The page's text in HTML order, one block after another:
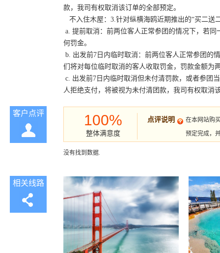
款，我司有权取消该订单的全部预定。
不入住木屋：3.针对纵横海鸥近期推出的“买二送
a. 提前取消：前两位客人正常参团的情况下，若
何罚金。
b. 出发前7日内临时取消：前两位客人正常参团的
们将对每位临时取消的客人收取罚金，罚款金额为
c. 出发前7日内临时取消但未付清罚款，或者参团
人拒绝支付，将被视为未付清团款，我司有权取消
客户点评 100%
整体满意度
点评说明
在本网站购
预定完成，
没有找到数据.
相关线路